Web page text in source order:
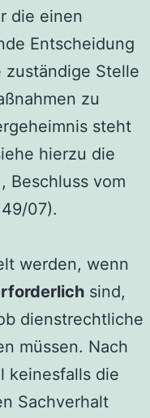
die einen
Entscheidung
zuständige Stelle
zu
steht
hierzu die
Beschluss vom
07).
werden, wenn
sind,
dienstrechtliche
müssen. Nach
keinesfalls die
Sachverhalt